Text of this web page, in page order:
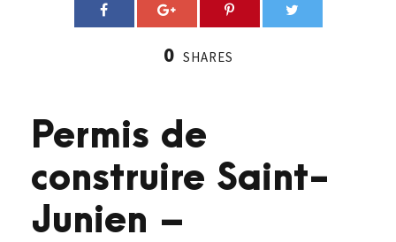
0 SHARES
Permis de
construire Saint-
Junien –